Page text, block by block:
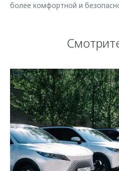
более комфортной и